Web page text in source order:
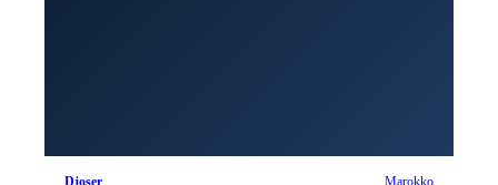
Djoser Marokko